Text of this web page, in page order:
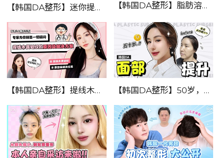
【韩国DA整形】迷你提升能不能拯救断崖式衰老！！——详细了解迷你提升! 【韩国DA整形】脂肪溶解针&轮廓针？都没效果？那一定要试试DA的笑脸滤镜针
【韩国DA整形】提线木偶皱纹的原因及解决方案——专家为你解答一切疑问！ 【韩国DA整形】50岁，也可以优雅上提，重现年轻轮廓——韩国DA面部提升！